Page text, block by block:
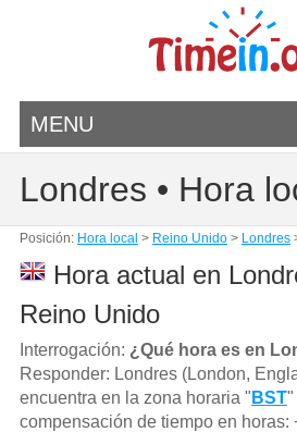
MENU
Londres • Hora
Posición: Hora local > Reino Unido> Londres
Hora actual en
Reino Unido
Interrogación: ¿Qué hora es en
Responder: Londres (London,
encuentra en la zona horaria " BST"
compensación de tiempo en horas: